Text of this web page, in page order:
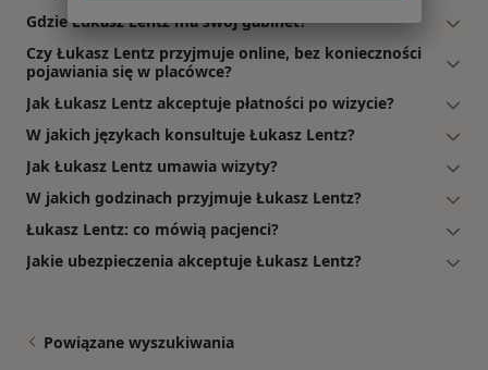
Gdzie Łukasz Lentz ma swój gabinet?
Czy Łukasz Lentz przyjmuje online, bez konieczności
pojawiania się w placówce?
Jak Łukasz Lentz akceptuje płatności po wizycie?
W jakich językach konsultuje Łukasz Lentz?
Jak Łukasz Lentz umawia wizyty?
W jakich godzinach przyjmuje Łukasz Lentz?
Łukasz Lentz: co mówią pacjenci?
Jakie ubezpieczenia akceptuje Łukasz Lentz?
Powiązane wyszukiwania